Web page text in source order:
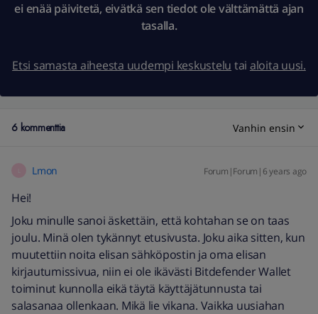
ei enää päivitetä, eivätkä sen tiedot ole välttämättä ajan
tasalla.
Etsi samasta aiheesta uudempi keskustelu tai aloita uusi.
6 kommenttia Vanhin ensin
Lmon Forum|Forum|6 years ago
Hei!
Joku minulle sanoi äskettäin, että kohtahan se on taas
joulu. Minä olen tykännyt etusivusta. Joku aika sitten, kun
muutettiin noita elisan sähköpostin ja oma elisan
kirjautumissivua, niin ei ole ikävästi Bitdefender Wallet
toiminut kunnolla eikä täytä käyttäjätunnusta tai
salasanaa ollenkaan. Mikä lie vikana. Vaikka uusiahan